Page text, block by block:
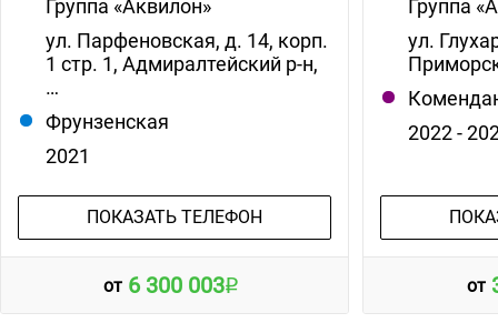
Группа «Аквилон»
ул. Парфеновская, д. 14, корп.
1 стр. 1, Адмиралтейский р-н,
…
Фрунзенская
2021
ПОКАЗАТЬ ТЕЛЕФОН
от 6 300 003
Группа
ул.
2022 -
от